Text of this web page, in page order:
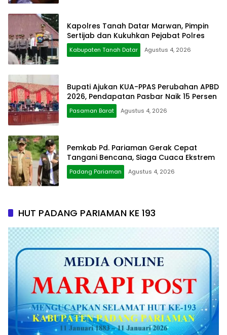
Kapolres Tanah Datar Marwan, Pimpin
Sertijab dan Kukuhkan Pejabat Polres
Kabupaten Tanah Datar Agustus 4, 2026
Bupati Ajukan KUA-PPAS Perubahan APBD
2026, Pendapatan Pasbar Naik 15 Persen
Pasaman Barat Agustus 4, 2026
Pemkab Pd. Pariaman Gerak Cepat
Tangani Bencana, Siaga Cuaca Ekstrem
Padang Pariaman Agustus 4, 2026
HUT PADANG PARIAMAN KE 193